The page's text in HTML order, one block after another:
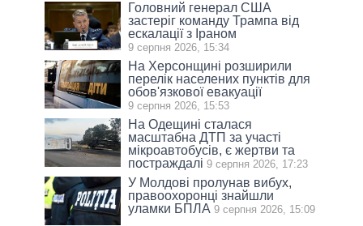
Головний генерал США
застеріг команду Трампа від
ескалації з Іраном
9 серпня 2026, 15:34
На Херсонщині розширили
перелік населених пунктів для
обов'язкової евакуації
9 серпня 2026, 15:53
На Одещині сталася
масштабна ДТП за участі
мікроавтобусів, є жертви та
постраждалі 9 серпня 2026, 17:23
У Молдові пролунав вибух,
правоохоронці знайшли
уламки БПЛА 9 серпня 2026, 15:09